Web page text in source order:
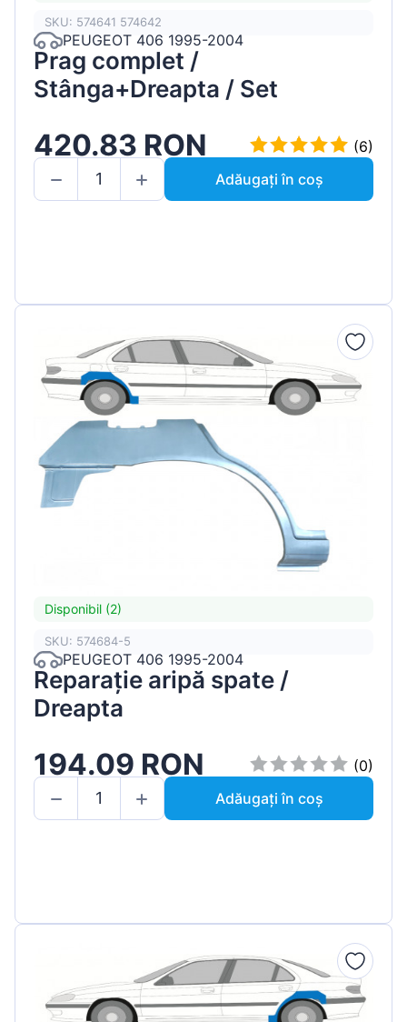
SKU: 574641 574642
PEUGEOT 406 1995-2004
Prag complet /
Stânga+Dreapta / Set
420.83 RON
(6)
Adăugați în coș
Disponibil (2)
SKU: 574684-5
PEUGEOT 406 1995-2004
Reparație aripă spate /
Dreapta
194.09 RON
(0)
Adăugați în coș